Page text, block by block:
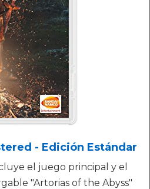
- Edición Estándar
el juego principal y el
"Artorias of the Abyss"